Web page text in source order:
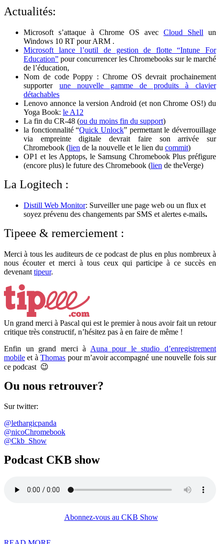
Actualités:
Microsoft s’attaque à Chrome OS avec Cloud Shell un
Windows 10 RT pour ARM .
Microsoft lance l’outil de gestion de flotte “Intune For
Education” pour concurrencer les Chromebooks sur le marché
de l’éducation,
Nom de code Poppy : Chrome OS devrait prochainement
supporter une nouvelle gamme de produits à clavier
détachables
Lenovo annonce la version Android (et non Chrome OS!) du
Yoga Book: le A12
La fin du CR-48 (ou du moins fin du support)
la fonctionnalité “Quick Unlock” permettant le déverrouillage
via empreinte digitale devrait faire son arrivée sur
Chromebook (lien de la nouvelle et le lien du commit)
OP1 et les Apptops, le Samsung Chromebook Plus préfigure
(encore plus) le future des Chromebook (lien de theVerge)
La Logitech :
Distill Web Monitor: Surveiller une page web ou un flux et
soyez prévenu des changements par SMS et alertes e-mails.
Tipeee & remerciement :
Merci à tous les auditeurs de ce podcast de plus en plus nombreux à
nous écouter et merci à tous ceux qui participe à ce succès en
devenant tipeur.
Un grand merci à Pascal qui est le premier à nous avoir fait un retour
critique très constructif, n’hésitez pas à en faire de même !
Enfin un grand merci à Auna pour le studio d’enregistrement
mobile et àThomas pour m’avoir accompagné une nouvelle fois sur
ce podcast 😉
Ou nous retrouver?
Sur twitter:
@lethargicpanda
@nicoChromebook
@Ckb_Show
Podcast CKB show
Abonnez-vous au CKB Show